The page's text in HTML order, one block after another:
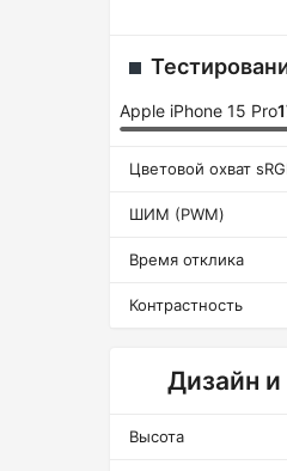
Apple iPhone 15 Pro
Цветовой охват
ШИМ (PWM)
Время отклика
Контрастность
Дизайн и
Высота